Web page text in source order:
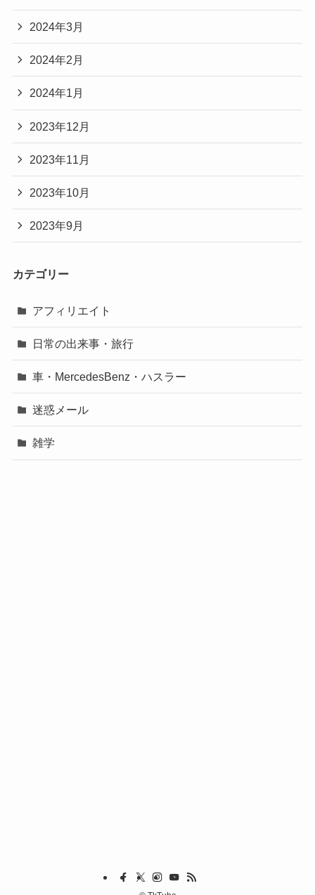
2024年3月
2024年2月
2024年1月
2023年12月
2023年11月
2023年10月
2023年9月
カテゴリー
アフィリエイト
日常の出来事・旅行
車・MercedesBenz・ハスラー
迷惑メール
雑学